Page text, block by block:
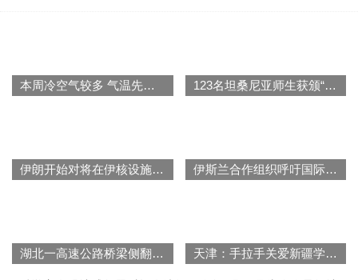
本周冷空气较多 气温先升后降波动大 123名坦桑尼亚师生获颁“中国大使奖”
伊朗开始对将在伊核设施内安装的监控摄像设备进行检查 伊斯兰合作组织呼吁国际社会帮助阿富汗解决人道主义危机
湖北一高速公路桥梁侧翻致4死8伤 天津：手拉手关爱新疆学子十五周年总结大会举行